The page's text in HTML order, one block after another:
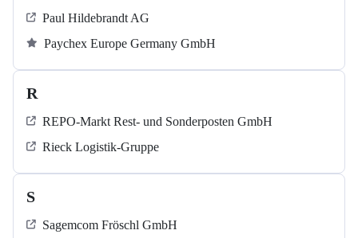
Paul Hildebrandt AG
Paychex Europe Germany GmbH
R
REPO-Markt Rest- und Sonderposten GmbH
Rieck Logistik-Gruppe
S
Sagemcom Fröschl GmbH